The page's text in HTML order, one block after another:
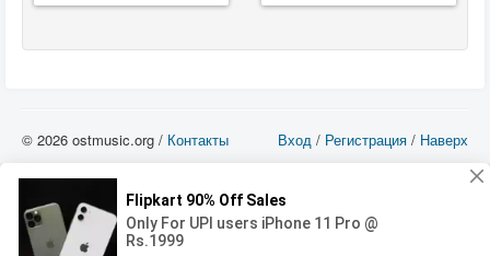
Вход / Регистрация / Наверх
© 2026 ostmusic.org / Контакты
можете использовать такие материалы только в том в случае, если
использование производится с ознакомительными целями - для прочих целей
вы должны приобрести лицензионную запись.